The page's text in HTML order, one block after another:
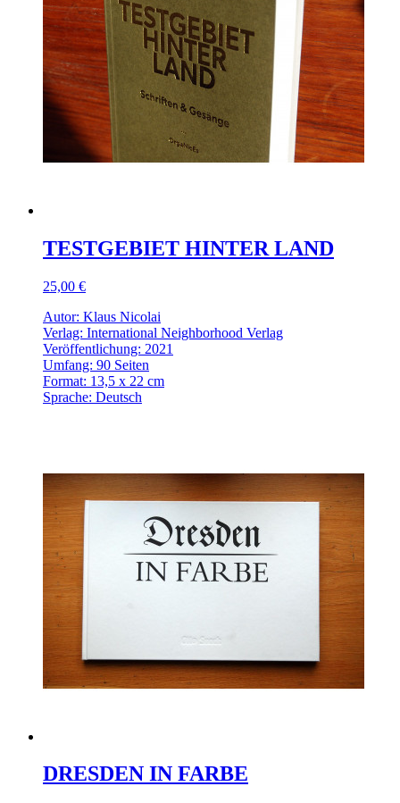
TESTGEBIET HINTER LAND
25,00 €
Autor: Klaus Nicolai
Verlag: International Neighborhood Verlag
Veröffentlichung: 2021
Umfang: 90 Seiten
Format: 13,5 x 22 cm
Sprache: Deutsch
DRESDEN IN FARBE